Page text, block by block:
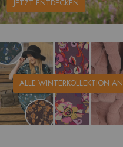
JETZT ENTDECKEN
ALLE WINTERKOLLEKTION